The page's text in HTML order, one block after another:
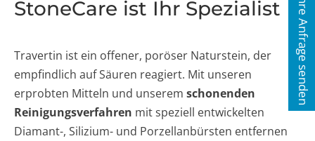
StoneCare ist Ihr Spezialist
Travertin ist ein offener, poröser Naturstein, der
empfindlich auf Säuren reagiert. Mit unseren
erprobten Mitteln und unserem schonenden
Reinigungsverfahren mit speziell entwickelten
Diamant-, Silizium- und Porzellanbürsten entfernen
Ihre Anfrage senden